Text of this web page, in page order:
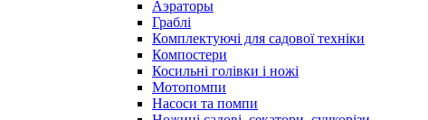
Аэраторы
Граблі
Комплектуючі для садової техніки
Компостери
Косильні голівки і ножі
Мотопомпи
Насоси та помпи